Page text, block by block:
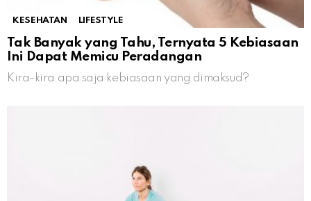
KESEHATAN LIFESTYLE
Tak Banyak yang Tahu, Ternyata 5 Kebiasaan
Ini Dapat Memicu Peradangan
Kira-kira apa saja kebiasaan yang dimaksud?